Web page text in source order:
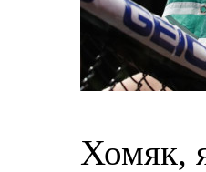
Хомяк,